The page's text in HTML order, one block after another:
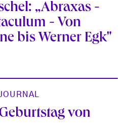
„Abraxas -
- Von
bis Werner Egk"
von